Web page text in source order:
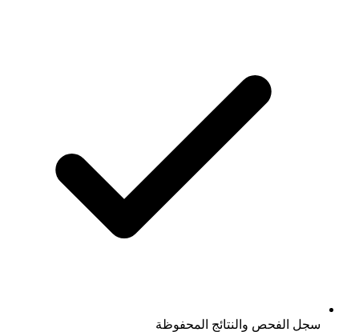
سجل الفحص والنتائج المحفوظة